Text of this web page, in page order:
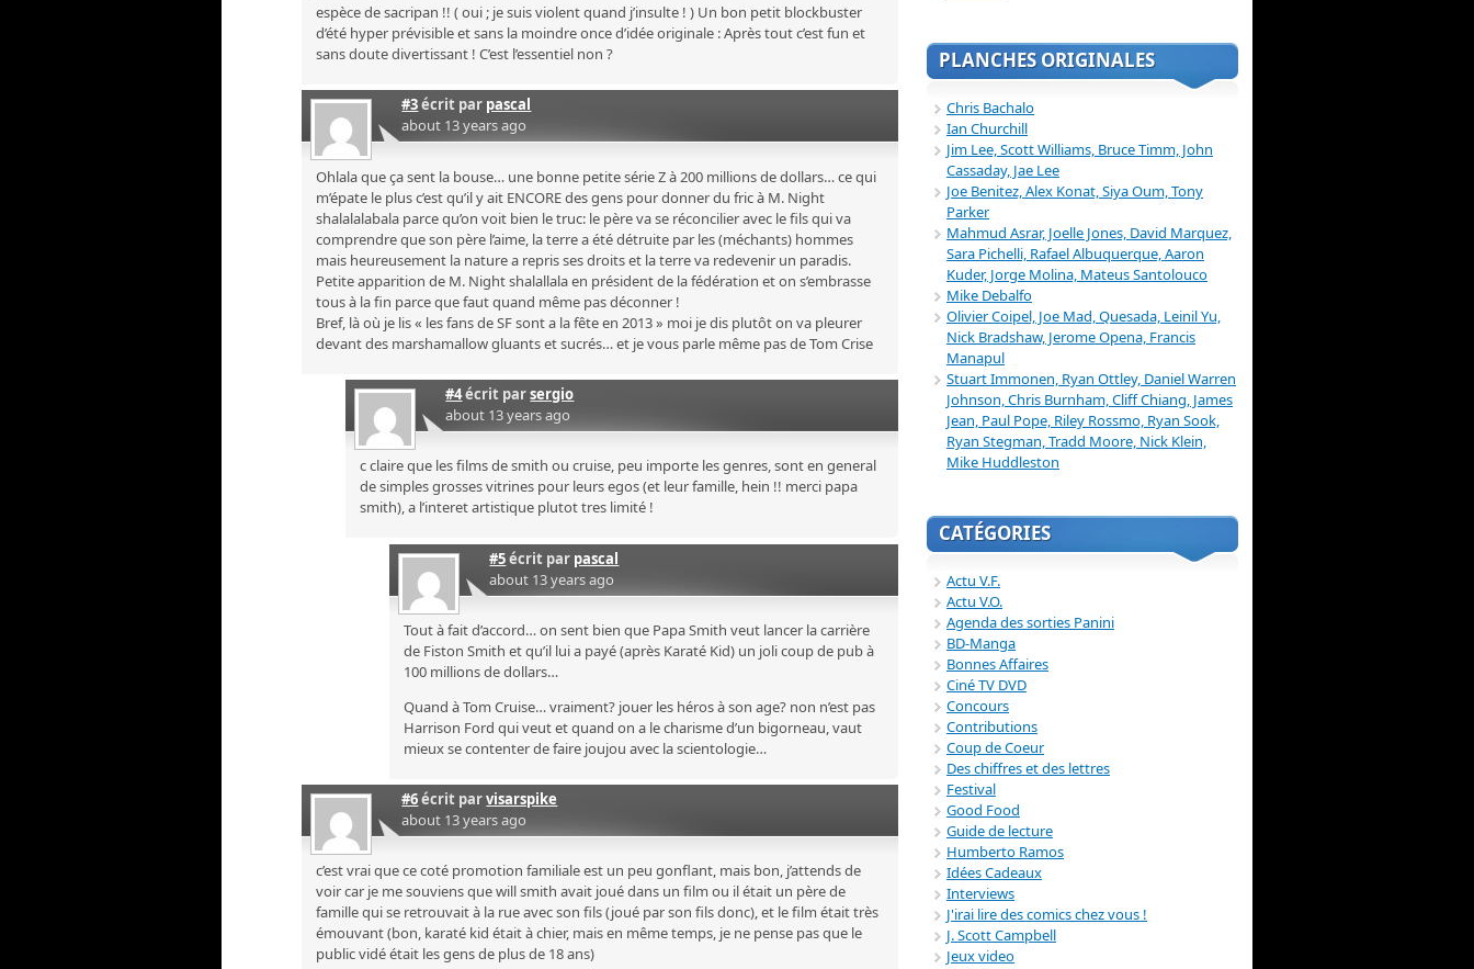
espèce de sacripan !! ( oui ; je suis violent quand j’insulte ! ) Un bon petit blockbuster
d’été hyper prévisible et sans la moindre once d’idée originale : Après tout c’est fun et
sans doute divertissant ! C’est l’essentiel non ?
#3écrit par pascal
about 13 years ago
Ohlala que ça sent la bouse… une bonne petite série Z à 200 millions de dollars… ce qui
m’épate le plus c’est qu’il y ait ENCORE des gens pour donner du fric à M. Night
shalalalabala parce qu’on voit bien le truc: le père va se réconcilier avec le fils qui va
comprendre que son père l’aime, la terre a été détruite par les (méchants) hommes
mais heureusement la nature a repris ses droits et la terre va redevenir un paradis.
Petite apparition de M. Night shalallala en président de la fédération et on s’embrasse
tous à la fin parce que faut quand même pas déconner !
Bref, là où je lis « les fans de SF sont a la fête en 2013 » moi je dis plutôt on va pleurer
devant des marshamallow gluants et sucrés… et je vous parle même pas de Tom Crise
#4écrit parsergio
about 13 years ago
c claire que les films de smith ou cruise, peu importe les genres, sont en general
de simples grosses vitrines pour leurs egos (et leur famille, hein !! merci papa
smith), a l’interet artistique plutot tres limité !
#5écrit par pascal
about 13 years ago
Tout à fait d’accord… on sent bien que Papa Smith veut lancer la carrière
de Fiston Smith et qu’il lui a payé (après Karaté Kid) un joli coup de pub à
100 millions de dollars…
Quand à Tom Cruise… vraiment? jouer les héros à son age? non n’est pas
Harrison Ford qui veut et quand on a le charisme d’un bigorneau, vaut
mieux se contenter de faire joujou avec la scientologie…
#6écrit parvisarspike
about 13 years ago
c’est vrai que ce coté promotion familiale est un peu gonflant, mais bon, j’attends de
voir car je me souviens que will smith avait joué dans un film ou il était un père de
famille qui se retrouvait à la rue avec son fils (joué par son fils donc), et le film était très
émouvant (bon, karaté kid était à chier, mais en même temps, je ne pense pas que le
public vidé était les gens de plus de 18 ans)
PLANCHES ORIGINALES
Chris Bachalo
Ian Churchill
Jim Lee, Scott Williams, Bruce Timm, John
Cassaday, Jae Lee
Joe Benitez, Alex Konat, Siya Oum, Tony
Parker
Mahmud Asrar, Joelle Jones, David Marquez,
Sara Pichelli, Rafael Albuquerque, Aaron
Kuder, Jorge Molina, Mateus Santolouco
Mike Debalfo
Olivier Coipel, Joe Mad, Quesada, Leinil Yu,
Nick Bradshaw, Jerome Opena, Francis
Manapul
Stuart Immonen, Ryan Ottley, Daniel Warren
Johnson, Chris Burnham, Cliff Chiang, James
Jean, Paul Pope, Riley Rossmo, Ryan Sook,
Ryan Stegman, Tradd Moore, Nick Klein,
Mike Huddleston
CATÉGORIES
Actu V.F.
Actu V.O.
Agenda des sorties Panini
BD-Manga
Bonnes Affaires
Ciné TV DVD
Concours
Contributions
Coup de Coeur
Des chiffres et des lettres
Festival
Good Food
Guide de lecture
Humberto Ramos
Idées Cadeaux
Interviews
J'irai lire des comics chez vous !
J. Scott Campbell
Jeux video